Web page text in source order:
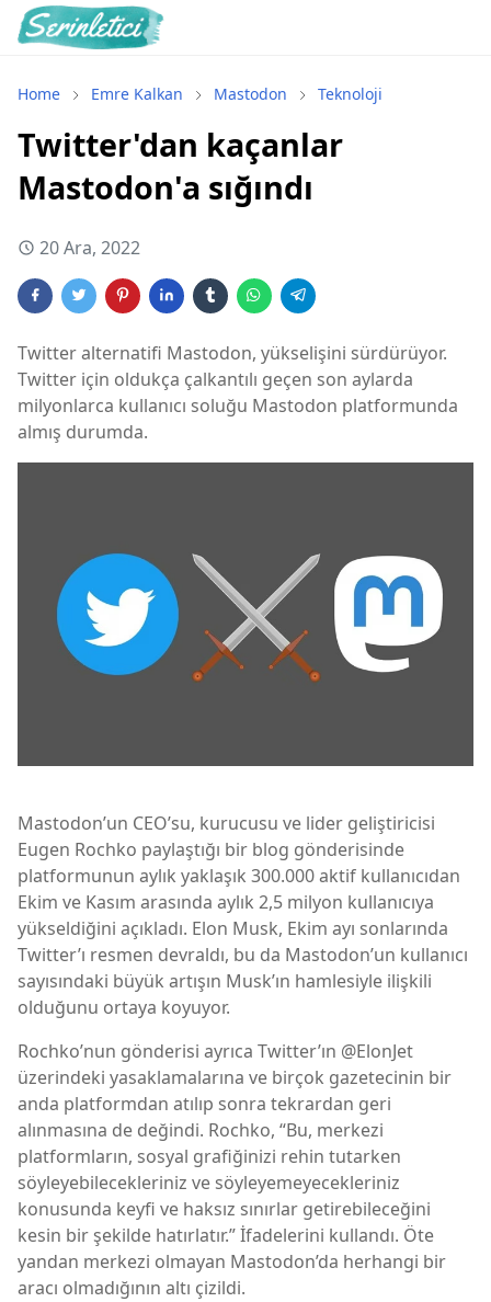
Home Emre Kalkan Mastodon Teknoloji
Twitter'dan kaçanlar
Mastodon'a sığındı
20 Ara, 2022
Twitter alternatifi Mastodon, yükselişini sürdürüyor.
Twitter için oldukça çalkantılı geçen son aylarda
milyonlarca kullanıcı soluğu Mastodon platformunda
almış durumda.
Mastodon’un CEO’su, kurucusu ve lider geliştiricisi
Eugen Rochko paylaştığı bir blog gönderisinde
platformunun aylık yaklaşık 300.000 aktif kullanıcıdan
Ekim ve Kasım arasında aylık 2,5 milyon kullanıcıya
yükseldiğini açıkladı. Elon Musk, Ekim ayı sonlarında
Twitter’ı resmen devraldı, bu da Mastodon’un kullanıcı
sayısındaki büyük artışın Musk’ın hamlesiyle ilişkili
olduğunu ortaya koyuyor.
Rochko’nun gönderisi ayrıca Twitter’ın @ElonJet
üzerindeki yasaklamalarına ve birçok gazetecinin bir
anda platformdan atılıp sonra tekrardan geri
alınmasına de değindi. Rochko, “Bu, merkezi
platformların, sosyal grafiğinizi rehin tutarken
söyleyebilecekleriniz ve söyleyemeyecekleriniz
konusunda keyfi ve haksız sınırlar getirebileceğini
kesin bir şekilde hatırlatır.” İfadelerini kullandı. Öte
yandan merkezi olmayan Mastodon’da herhangi bir
aracı olmadığının altı çizildi.